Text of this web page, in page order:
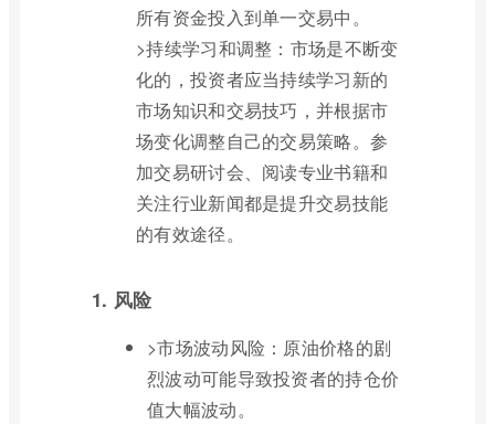
所有资金投入到单一交易中。
>持续学习和调整：市场是不断变
化的，投资者应当持续学习新的
市场知识和交易技巧，并根据市
场变化调整自己的交易策略。参
加交易研讨会、阅读专业书籍和
关注行业新闻都是提升交易技能
的有效途径。
1. 风险
>市场波动风险：原油价格的剧
烈波动可能导致投资者的持仓价
值大幅波动。